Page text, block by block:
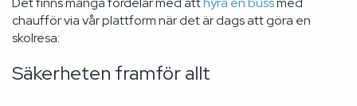
chaufför via vår plattform när det är dags att göra en
skolresa:
Säkerheten framför allt